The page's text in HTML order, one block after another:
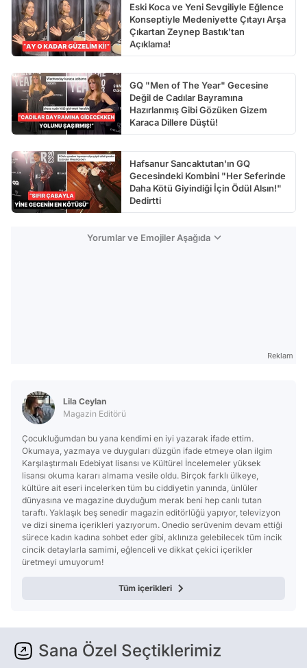
Eski Koca ve Yeni Sevgiliyle Eğlence
Konseptiyle Medeniyette Çıtayı Arşa
Çıkartan Zeynep Bastık'tan
Açıklama!
GQ "Men of The Year" Gecesine
Değil de Cadılar Bayramına
Hazırlanmış Gibi Gözüken Gizem
Karaca Dillere Düştü!
Hafsanur Sancaktutan'ın GQ
Gecesindeki Kombini "Her Seferinde
Daha Kötü Giyindiği İçin Ödül Alsın!"
Dedirtti
Yorumlar ve Emojiler Aşağıda
Reklam
Lila Ceylan
Magazin Editörü
Çocukluğumdan bu yana kendimi en iyi yazarak ifade ettim.
Okumaya, yazmaya ve duyguları düzgün ifade etmeye olan ilgim
Karşılaştırmalı Edebiyat lisansı ve Kültürel İncelemeler yüksek
lisansı okuma kararı almama vesile oldu. Birçok farklı ülkeye,
kültüre ait eseri incelerken tüm bu ciddiyetin yanında, ünlüler
dünyasına ve magazine duyduğum merak beni hep canlı tutan
taraftı. Yaklaşık beş senedir magazin editörlüğü yapıyor, televizyon
ve dizi sinema içerikleri yazıyorum. Onedio serüvenim devam ettiği
sürece kadın kadına sohbet eder gibi, aklınıza gelebilecek tüm incik
cincik detaylarla samimi, eğlenceli ve dikkat çekici içerikler
üretmeyi umuyorum!
Tüm içerikleri
Sana Özel Seçtiklerimiz